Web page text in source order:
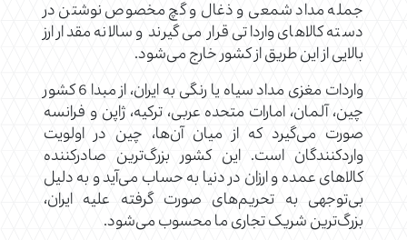
جمله مداد شمعی و ذغال و گچ مخصوص نوشتن در
دسته کالاهای وارداتی قرار می گیرند و سالانه مقدار ارز
بالایی از این طریق از کشور خارج می‌شود.
واردات مغزی مداد سیاه یا رنگی به ایران، از مبدا 6 کشور
چین، آلمان، امارات متحده عربی، ترکیه، ژاپن و فرانسه
صورت می‌گیرد که از میان آن‌ها، چین در اولویت
واردکنندگان است. این کشور بزرگ‌ترین صادرکننده
کالاهای عمده و ارزان در دنیا به حساب می‌آید و به دلیل
بی‌توجهی به تحریم‌های صورت گرفته علیه ایران،
بزرگ‌ترین شریک تجاری ما محسوب می‌شود.